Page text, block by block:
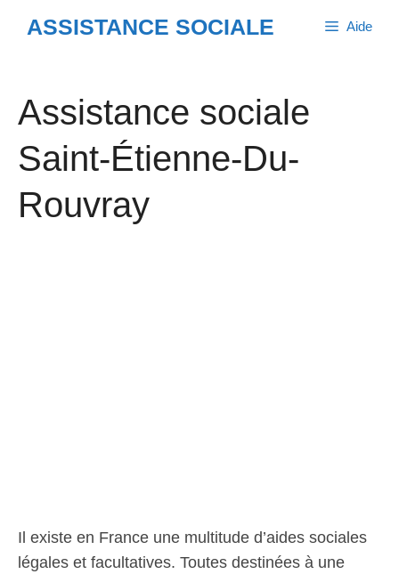
ASSISTANCE SOCIALE Aide
Assistance sociale
Saint-Étienne-Du-
Rouvray
Il existe en France une multitude d’aides sociales
légales et facultatives. Toutes destinées à une